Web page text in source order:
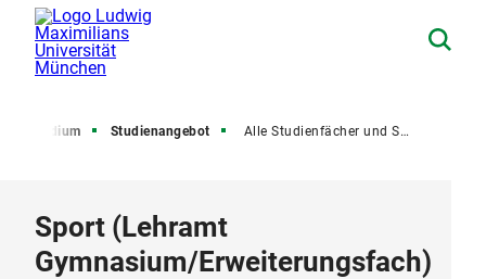
Studium Studienangebot Alle Studienfächer und Studiengänge
Sport (Lehramt
Gymnasium/Erweiterungsfach)